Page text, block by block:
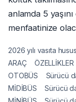
anlamda 5
menfaatinize
2026 yılı vasıta
ARAÇ
OTOBÜS Sürücü
MİDİBÜS Sürücü